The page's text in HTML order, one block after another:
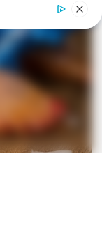
Before You